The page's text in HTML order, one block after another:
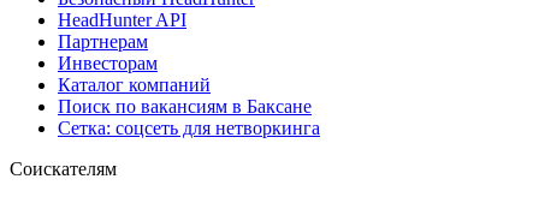
HeadHunter API
Партнерам
Инвесторам
Каталог компаний
Поиск по вакансиям в Баксане
Сетка: соцсеть для нетворкинга
Соискателям